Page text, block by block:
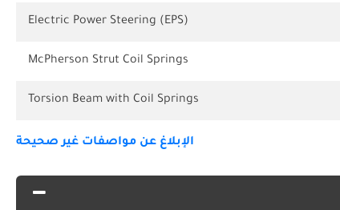
Electric Power Steering (EPS)
McPherson Strut Coil Springs
Torsion Beam with Coil Springs
الإبلاغ عن مواصفات غير صحيحة